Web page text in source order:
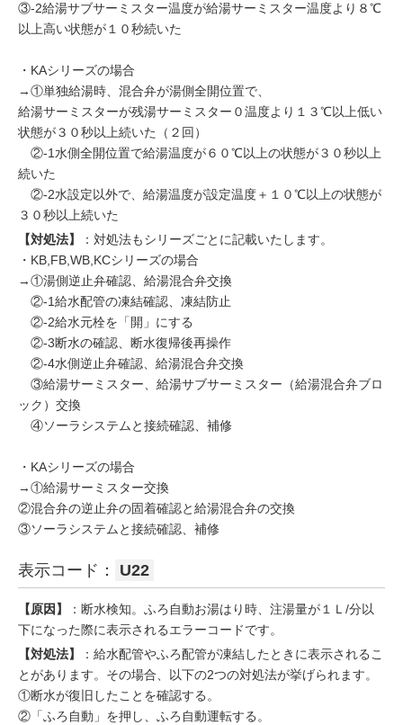
③-2給湯サブサーミスター温度が給湯サーミスター温度より８℃
以上高い状態が１０秒続いた
・KAシリーズの場合
→①単独給湯時、混合弁が湯側全開位置で、
給湯サーミスターが残湯サーミスター０温度より１３℃以上低い
状態が３０秒以上続いた（２回）
②-1水側全開位置で給湯温度が６０℃以上の状態が３０秒以上
続いた
②-2水設定以外で、給湯温度が設定温度＋１０℃以上の状態が
３０秒以上続いた
【対処法】
：対処法もシリーズごとに記載いたします。
・KB,FB,WB,KCシリーズの場合
→①湯側逆止弁確認、給湯混合弁交換
②-1給水配管の凍結確認、凍結防止
②-2給水元栓を「開」にする
②-3断水の確認、断水復帰後再操作
②-4水側逆止弁確認、給湯混合弁交換
③給湯サーミスター、給湯サブサーミスター（給湯混合弁ブロ
ック）交換
④ソーラシステムと接続確認、補修
・KAシリーズの場合
→①給湯サーミスター交換
②混合弁の逆止弁の固着確認と給湯混合弁の交換
③ソーラシステムと接続確認、補修
表示コード： U22
【原因】
：断水検知。ふろ自動お湯はり時、注湯量が１Ｌ/分以
下になった際に表示されるエラーコードです。
【対処法】
：給水配管やふろ配管が凍結したときに表示されるこ
とがあります。その場合、以下の2つの対処法が挙げられます。
①断水が復旧したことを確認する。
②「ふろ自動」を押し、ふろ自動運転する。